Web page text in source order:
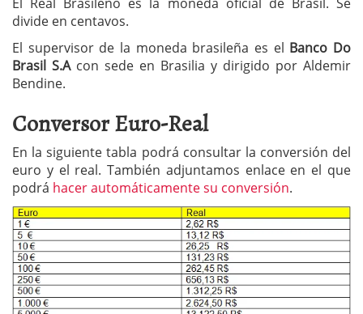
divide en centavos.
El supervisor de la moneda brasileña es el Banco Do
Brasil S.Acon sede en Brasilia y dirigido por Aldemir
Bendine.
Conversor Euro-Real
En la siguiente tabla podrá consultar la conversión del
euro y el real. También adjuntamos enlace en el que
podrá hacer automáticamente su conversión.